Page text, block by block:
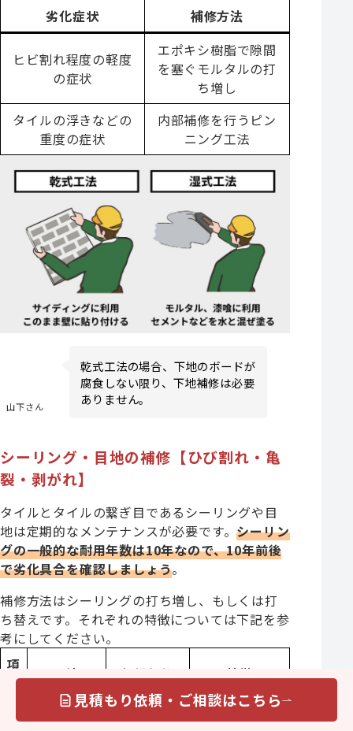
劣化症状
補修方法
ヒビ割れ程度の軽度
の症状
エポキシ樹脂で隙間
を塞ぐモルタルの打
ち増し
タイルの浮きなどの
重度の症状
内部補修を行うピン
ニング工法
山下さん
乾式工法の場合、下地のボードが
腐食しない限り、下地補修は必要
ありません。
シーリング・目地の補修【ひび割れ・亀
裂・剥がれ】
タイルとタイルの繋ぎ目であるシーリングや目
地は定期的なメンテナンスが必要です。シーリン
グの一般的な耐用年数は10年なので、10年前後
で劣化具合を確認しましょう。
補修方法はシーリングの打ち増し、もしくは打
ち替えです。それぞれの特徴については下記を参
考にしてください。
項
目
工法 相場価格 特徴
使用するシー
見積もり依頼・ご相談はこちら